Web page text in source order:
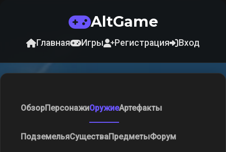
AltGame
Главная Игры Регистрация Вход
ОбзорПерсонажиОружиеАртефакты
ПодземельяСуществаПредметыФорум